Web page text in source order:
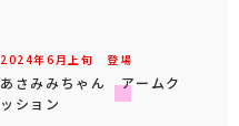
2024年6 月 上旬 登場
あさみみちゃん アームク
ッション